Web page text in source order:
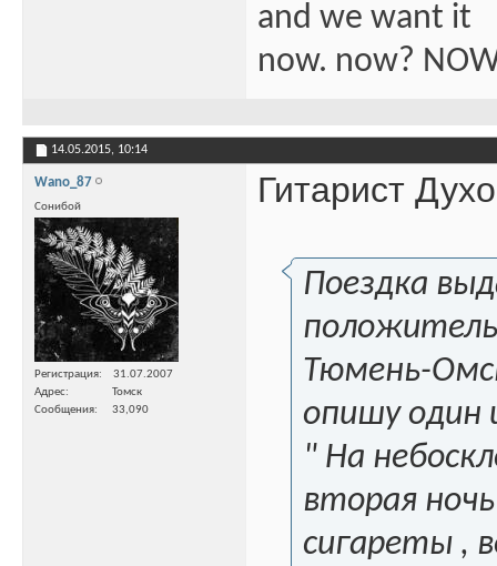
and we want it
now. now?
14.05.2015, 10:14
Wano_87
Сонибой
Регистрация
31.07.2007
Адрес
Томск
Сообщения
33,090
Гитарист
Поездка
Тюмень-
опишу один
" На
вторая
сигареты ,